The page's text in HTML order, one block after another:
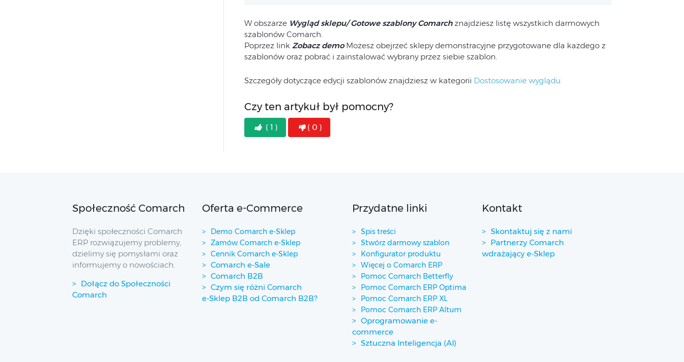
W obszarze Wygląd sklepu/ Gotowe szablony Comarchznajdziesz listę wszystkich darmowych
szablonów Comarch.
Poprzez link Zobacz demoMożesz obejrzeć sklepy demonstracyjne przygotowane dla każdego z
szablonów oraz pobrać i zainstalować wybrany przez siebie szablon.
Szczegóły dotyczące edycji szablonów znajdziesz w kategorii Dostosowanie wyglądu.
Czy ten artykuł był pomocny?
( 1 ) ( 0 )
Społeczność Comarch
Dzięki społeczności Comarch
ERP rozwiązujemy problemy,
dzielimy się pomysłami oraz
informujemy o nowościach.
Dołącz do Społeczności
Comarch
Oferta e-Commerce
Demo Comarch e-Sklep
Zamów Comarch e-Sklep
Cennik Comarch e-Sklep
Comarch e-Sale
Comarch B2B
Czym się różni Comarch
e-Sklep B2B od Comarch B2B?
Przydatne linki
Spis treści
Stwórz darmowy szablon
Konfigurator produktu
Więcej o Comarch ERP
Pomoc Comarch Betterfly
Pomoc Comarch ERP Optima
Pomoc Comarch ERP XL
Pomoc Comarch ERP Altum
Oprogramowanie e-
commerce
Sztuczna Inteligencja (AI)
Kontakt
Skontaktuj się z nami
Partnerzy Comarch
wdrażający e-Sklep